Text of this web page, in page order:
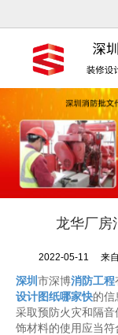
龙华厂房
2022-05-11 来
深圳 市深博消防工程
设计图纸哪家快的信
采取预防火灾和隔
饰材料的使用应当符